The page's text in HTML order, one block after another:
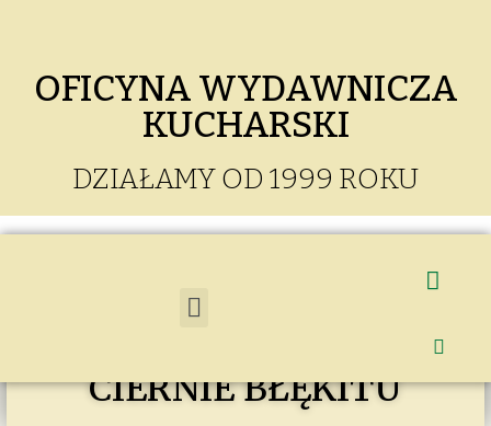
OFICYNA WYDAWNICZA
KUCHARSKI
DZIAŁAMY OD 1999 ROKU
CIERNIE BŁĘKITU